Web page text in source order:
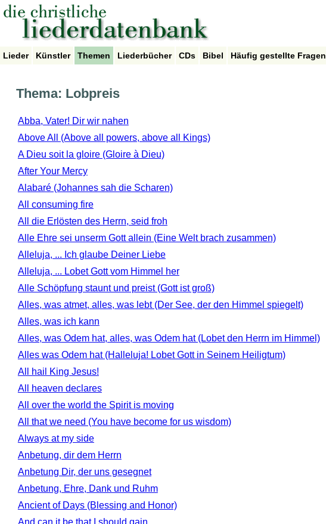
Lieder Künstler Themen Liederbücher CDs Bibel Häufig gestellte Fragen
Thema: Lobpreis
Abba, Vater! Dir wir nahen
Above All (Above all powers, above all Kings)
A Dieu soit la gloire (Gloire à Dieu)
After Your Mercy
Alabaré (Johannes sah die Scharen)
All consuming fire
All die Erlösten des Herrn, seid froh
Alle Ehre sei unserm Gott allein (Eine Welt brach zusammen)
Alleluja, ... Ich glaube Deiner Liebe
Alleluja, ... Lobet Gott vom Himmel her
Alle Schöpfung staunt und preist (Gott ist groß)
Alles, was atmet, alles, was lebt (Der See, der den Himmel spiegelt)
Alles, was ich kann
Alles, was Odem hat, alles, was Odem hat (Lobet den Herrn im Himmel)
Alles was Odem hat (Halleluja! Lobet Gott in Seinem Heiligtum)
All hail King Jesus!
All heaven declares
All over the world the Spirit is moving
All that we need (You have become for us wisdom)
Always at my side
Anbetung, dir dem Herrn
Anbetung Dir, der uns gesegnet
Anbetung, Ehre, Dank und Ruhm
Ancient of Days (Blessing and Honor)